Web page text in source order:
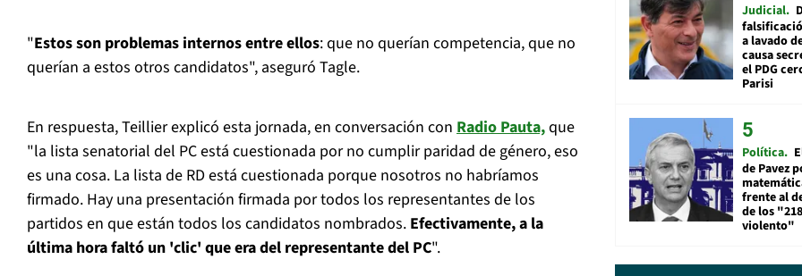
"Estos son problemas internos entre ellos: que no querían competencia, que no
querían a estos otros candidatos", aseguró Tagle.
En respuesta, Teillier explicó esta jornada, en conversación con Radio Pauta,que
"la lista senatorial del PC está cuestionada por no cumplir paridad de género, eso
es una cosa. La lista de RD está cuestionada porque nosotros no habríamos
firmado. Hay una presentación firmada por todos los representantes de los
partidos en que están todos los candidatos nombrados. Efectivamente, a la
última hora faltó un 'clic' que era del representante del PC".
Judicial
a lavado
causa
el PDG
Parisi
Política
de Pavez
frente al
de los
violento"